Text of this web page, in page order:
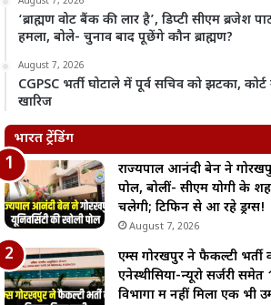
‘ब्राह्मण वोट बैंक की लार है’, डिप्टी सीएम ब्रजेश
हमला, बोले- चुनाव बाद पूछेंगे कौन ब्राह्मण?
August 7, 2026
CGPSC भर्ती घोटाले में पूर्व सचिव को झटका,
खारिज
भारत ट्रेंडिंग
राज्यपाल आनंदी बेन ने
पोल, बोलीं- सीएम योगी के
चलेगी; टिफिन से आ रहे ड्रग्स!
August 7, 2026
एम्स गोरखपुर ने फैकल्टी भर्ती
एनेस्थीसिया-न्यूरो सर्जरी
विभागों में नहीं मिला एक भी